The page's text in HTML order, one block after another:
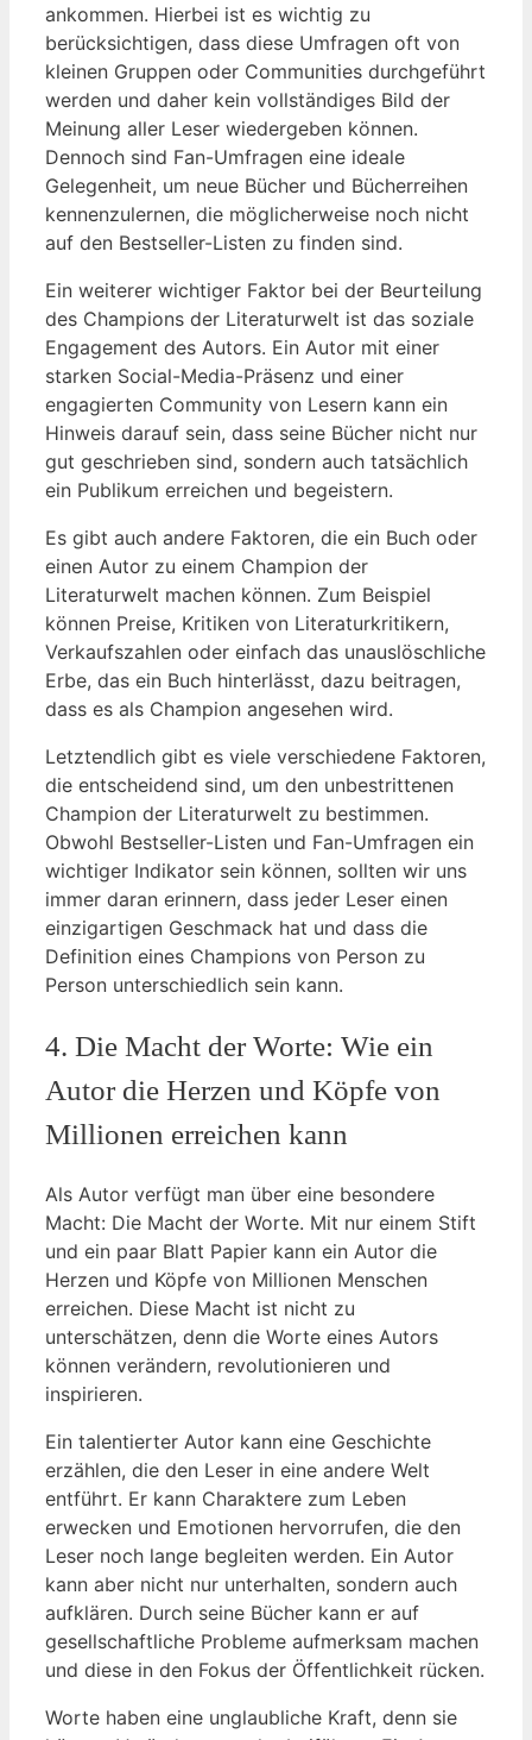
ankommen. Hierbei ist es wichtig zu
berücksichtigen, dass diese Umfragen oft von
kleinen Gruppen oder Communities durchgeführt
werden und daher kein vollständiges Bild der
Meinung aller Leser wiedergeben können.
Dennoch sind Fan-Umfragen eine ideale
Gelegenheit, um neue Bücher und Bücherreihen
kennenzulernen, die möglicherweise noch nicht
auf den Bestseller-Listen zu finden sind.
Ein weiterer wichtiger Faktor bei der Beurteilung
des Champions der Literaturwelt ist das soziale
Engagement des Autors. Ein Autor mit einer
starken Social-Media-Präsenz und einer
engagierten Community von Lesern kann ein
Hinweis darauf sein, dass seine Bücher nicht nur
gut geschrieben sind, sondern auch tatsächlich
ein Publikum erreichen und begeistern.
Es gibt auch andere Faktoren, die ein Buch oder
einen Autor zu einem Champion der
Literaturwelt machen können. Zum Beispiel
können Preise, Kritiken von Literaturkritikern,
Verkaufszahlen oder einfach das unauslöschliche
Erbe, das ein Buch hinterlässt, dazu beitragen,
dass es als Champion angesehen wird.
Letztendlich gibt es viele verschiedene Faktoren,
die entscheidend sind, um den unbestrittenen
Champion der Literaturwelt zu bestimmen.
Obwohl Bestseller-Listen und Fan-Umfragen ein
wichtiger Indikator sein können, sollten wir uns
immer daran erinnern, dass jeder Leser einen
einzigartigen Geschmack hat und dass die
Definition eines Champions von Person zu
Person unterschiedlich sein kann.
4. Die Macht der Worte: Wie ein
Autor die Herzen und Köpfe von
Millionen erreichen kann
Als Autor verfügt man über eine besondere
Macht: Die Macht der Worte. Mit nur einem Stift
und ein paar Blatt Papier kann ein Autor die
Herzen und Köpfe von Millionen Menschen
erreichen. Diese Macht ist nicht zu
unterschätzen, denn die Worte eines Autors
können verändern, revolutionieren und
inspirieren.
Ein talentierter Autor kann eine Geschichte
erzählen, die den Leser in eine andere Welt
entführt. Er kann Charaktere zum Leben
erwecken und Emotionen hervorrufen, die den
Leser noch lange begleiten werden. Ein Autor
kann aber nicht nur unterhalten, sondern auch
aufklären. Durch seine Bücher kann er auf
gesellschaftliche Probleme aufmerksam machen
und diese in den Fokus der Öffentlichkeit rücken.
Worte haben eine unglaubliche Kraft, denn sie